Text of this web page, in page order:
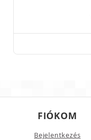
FIÓKOM
Bejelentkezés